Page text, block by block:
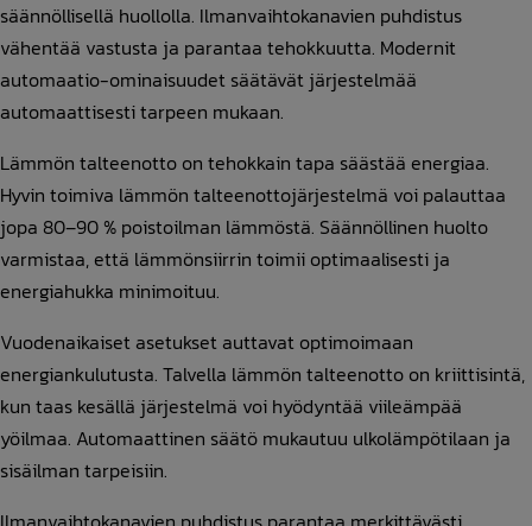
säännöllisellä huollolla. Ilmanvaihtokanavien puhdistus
vähentää vastusta ja parantaa tehokkuutta. Modernit
automaatio-ominaisuudet säätävät järjestelmää
automaattisesti tarpeen mukaan.
Lämmön talteenotto on tehokkain tapa säästää energiaa.
Hyvin toimiva lämmön talteenottojärjestelmä voi palauttaa
jopa 80–90 % poistoilman lämmöstä. Säännöllinen huolto
varmistaa, että lämmönsiirrin toimii optimaalisesti ja
energiahukka minimoituu.
Vuodenaikaiset asetukset auttavat optimoimaan
energiankulutusta. Talvella lämmön talteenotto on kriittisintä,
kun taas kesällä järjestelmä voi hyödyntää viileämpää
yöilmaa. Automaattinen säätö mukautuu ulkolämpötilaan ja
sisäilman tarpeisiin.